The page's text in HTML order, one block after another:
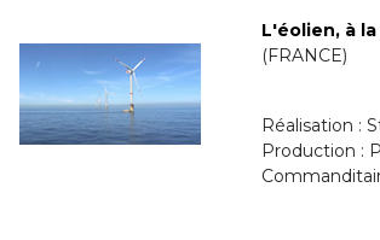
L'éolien, à
(FRANCE)
Réalisation :
Production :